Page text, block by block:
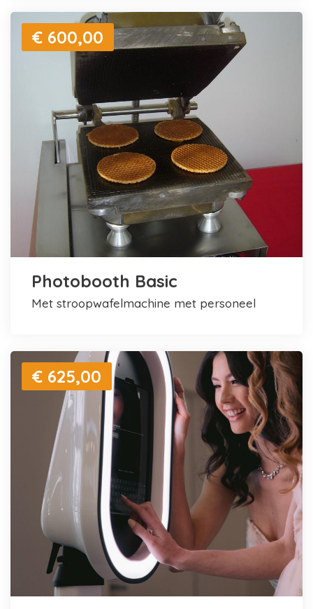
€ 600,00
Photobooth Basic
met stroopwafelmachine met personeel
€ 625,00